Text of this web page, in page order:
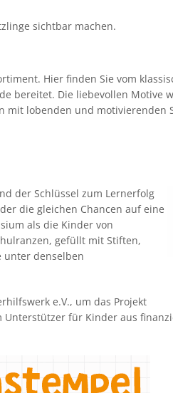
sichtbar machen.
Hier finden Sie vom
bereitet. Die liebevollen Motive
mit lobenden und motivierenden
der Schlüssel zum Lernerfolg
die gleichen Chancen auf eine
als die Kinder von
gefüllt mit Stiften,
unter denselben
e.V., um das Projekt
Unterstützer für Kinder aus